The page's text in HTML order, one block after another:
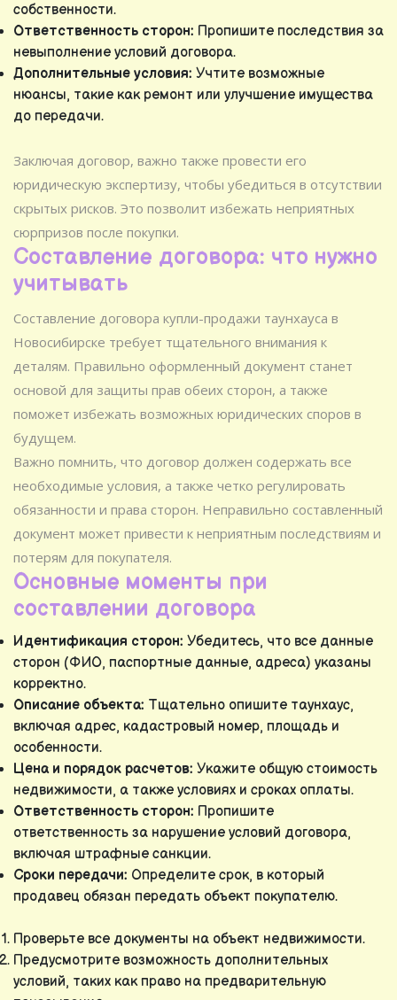
собственности.
Ответственность сторон: Пропишите последствия за
невыполнение условий договора.
Дополнительные условия: Учтите возможные
нюансы, такие как ремонт или улучшение имущества
до передачи.
Заключая договор, важно также провести его
юридическую экспертизу, чтобы убедиться в отсутствии
скрытых рисков. Это позволит избежать неприятных
сюрпризов после покупки.
Составление договора: что нужно
учитывать
Составление договора купли-продажи таунхауса в
Новосибирске требует тщательного внимания к
деталям. Правильно оформленный документ станет
основой для защиты прав обеих сторон, а также
поможет избежать возможных юридических споров в
будущем.
Важно помнить, что договор должен содержать все
необходимые условия, а также четко регулировать
обязанности и права сторон. Неправильно составленный
документ может привести к неприятным последствиям и
потерям для покупателя.
Основные моменты при
составлении договора
Идентификация сторон: Убедитесь, что все данные
сторон (ФИО, паспортные данные, адреса) указаны
корректно.
Описание объекта: Тщательно опишите таунхаус,
включая адрес, кадастровый номер, площадь и
особенности.
Цена и порядок расчетов: Укажите общую стоимость
недвижимости, а также условиях и сроках оплаты.
Ответственность сторон: Пропишите
ответственность за нарушение условий договора,
включая штрафные санкции.
Сроки передачи: Определите срок, в который
продавец обязан передать объект покупателю.
Проверьте все документы на объект недвижимости.
Предусмотрите возможность дополнительных
условий, таких как право на предварительную